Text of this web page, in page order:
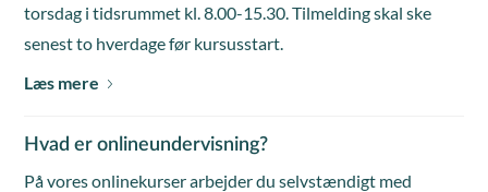
torsdag i tidsrummet kl. 8.00-15.30. Tilmelding skal ske
senest to hverdage før kursusstart.
Læs mere
Hvad er onlineundervisning?
På vores onlinekurser arbejder du selvstændigt med